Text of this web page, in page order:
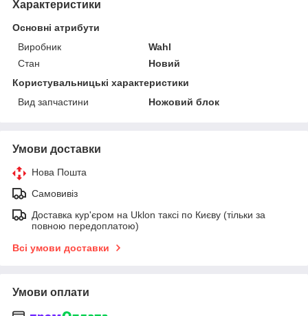
Характеристики
Основні атрибути
Виробник
Wahl
Стан
Новий
Користувальницькі характеристики
Вид запчастини
Ножовий блок
Умови доставки
Нова Пошта
Самовивіз
Доставка кур'єром на Uklon таксі по Києву (тільки за
повною передоплатою)
Всі умови доставки
Умови оплати